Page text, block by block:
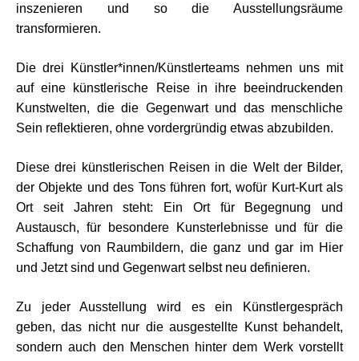
inszenieren und so die Ausstellungsräume
transformieren.
Die drei Künstler*innen/Künstlerteams nehmen uns mit
auf eine künstlerische Reise in ihre beeindruckenden
Kunstwelten, die die Gegenwart und das menschliche
Sein reflektieren, ohne vordergründig etwas abzubilden.
Diese drei künstlerischen Reisen in die Welt der Bilder,
der Objekte und des Tons führen fort, wofür Kurt-Kurt als
Ort seit Jahren steht: Ein Ort für Begegnung und
Austausch, für besondere Kunsterlebnisse und für die
Schaffung von Raumbildern, die ganz und gar im Hier
und Jetzt sind und Gegenwart selbst neu definieren.
Zu jeder Ausstellung wird es ein Künstlergespräch
geben, das nicht nur die ausgestellte Kunst behandelt,
sondern auch den Menschen hinter dem Werk vorstellt